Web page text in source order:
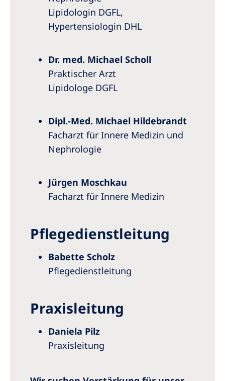
Lipidologin DGFL,
Hypertensiologin DHL
Dr. med. Michael Scholl
Praktischer Arzt
Lipidologe DGFL
Dipl.-Med. Michael Hildebrandt
Facharzt für Innere Medizin und
Nephrologie
Jürgen Moschkau
Facharzt für Innere Medizin
Pflegedienstleitung
Babette Scholz
Pflegedienstleitung
Praxisleitung
Daniela Pilz
Praxisleitung